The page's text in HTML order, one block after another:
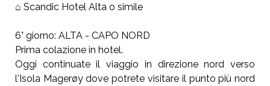
⌂ Scandic Hotel Alta o simile
6° giorno: ALTA - CAPO NORD
Prima colazione in hotel.
Oggi continuate il viaggio in direzione nord verso
l'Isola Magerøy dove potrete visitare il punto più nord